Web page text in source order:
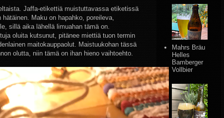
Jaffa-etikettiä muistuttavassa etiketissä
Maku on hapahko, poreileva,
sillä aika lähellä limuahan tämä on.
oluita kutsunut, pitänee miettiä tuon termin
maitokauppaolut. Maistuukohan tässä
olutta, niin tämä on ihan hieno vaihtoehto.
Mahrs Bräu
Helles
Bamberger
Vollbier